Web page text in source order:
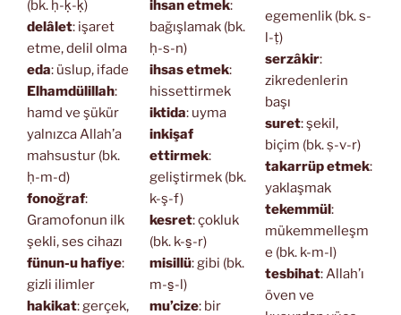
(bk. ḥ-ḳ-ḳ)
delâlet: işaret
etme, delil olma
eda: üslup, ifade
Elhamdülillah:
hamd ve şükür
yalnızca Allah’a
mahsustur (bk.
ḥ-m-d)
fonoğraf:
Gramofonun ilk
şekli, ses cihazı
fünun-u hafiye:
gizli ilimler
hakikat: gerçek,
ihsan etmek:
bağışlamak (bk.
ḥ-s-n)
ihsas etmek:
hissettirmek
iktida: uyma
inkişaf
ettirmek:
geliştirmek (bk.
k-ş-f)
kesret: çokluk
(bk. k-s̱-r)
misillü: gibi (bk.
m-s̱-l)
mu’cize: bir
egemenlik (bk. s-
l-ṭ)
serzâkir:
zikredenlerin
başı
suret: şekil,
biçim (bk. ṣ-v-r)
takarrüp etmek:
yaklaşmak
tekemmül:
mükemmelleşm
e (bk. k-m-l)
tesbihat: Allah’ı
öven ve